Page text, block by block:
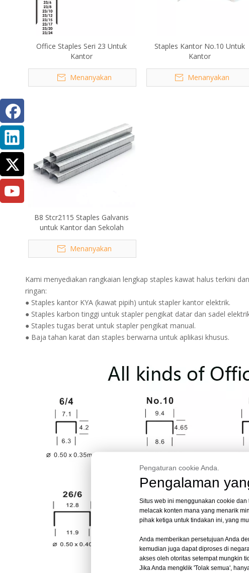
Office Staples Seri 23 Untuk
Kantor
Menanyakan
Staples Kantor No.10 Untuk
Kantor
Menanyakan
B8 Stcr2115 Staples Galvanis
untuk Kantor dan Sekolah
Menanyakan
Kami menyediakan rangkaian lengkap staples kawat halus terkini
ringan:
● Staples kantor KYA (kawat pipih) untuk stapler kantor elektrik.
● Staples karbon tinggi untuk stapler pengikat datar dan sadel
● Staples tugas berat untuk stapler pengikat manual.
● Baja tahan karat dan staples berwarna untuk aplikasi khusus.
Pengaturan cookie Anda.
Pengalaman
Situs web ini menggunakan cookie
melacak konten mana yang menarik
pihak ketiga untuk tindakan ini, yang
Anda memberikan persetujuan Anda
kemudian juga dapat diproses di
akses oleh otoritas setempat mungkin
Jika Anda mengklik 'Tolak semua',